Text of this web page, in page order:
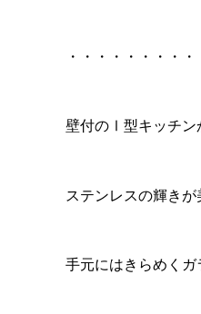
・・・・・・・・
壁付のⅠ型キッチン
ステンレスの輝き
手元にはきらめくガ